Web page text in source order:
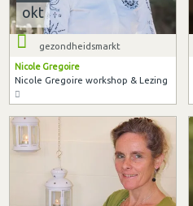
okt
gezondheidsmarkt
Nicole Gregoire
Nicole Gregoire workshop & Lezing